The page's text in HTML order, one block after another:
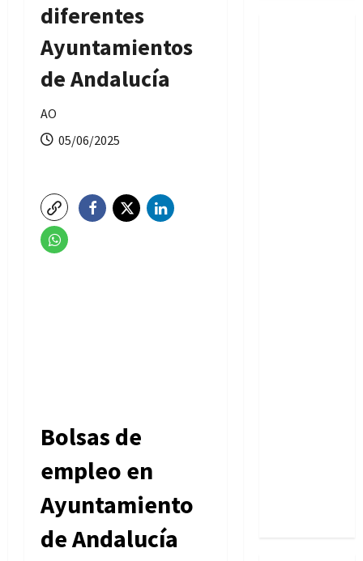
diferentes
Ayuntamientos
de Andalucía
AO
05/06/2025
Bolsas de
empleo en
Ayuntamiento
de Andalucía